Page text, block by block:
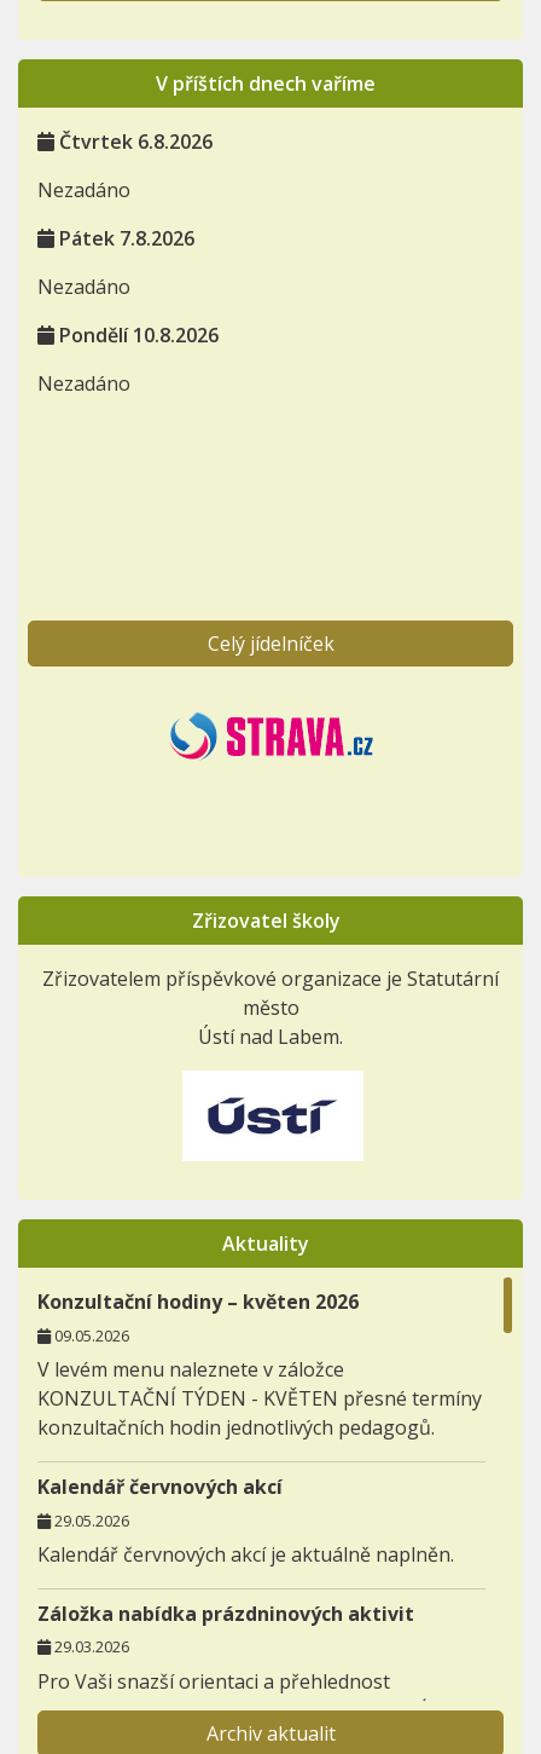
V příštích dnech vaříme
Čtvrtek 6.8.2026
Nezadáno
Pátek 7.8.2026
Nezadáno
Pondělí 10.8.2026
Nezadáno
Celý jídelníček
Zřizovatel školy
Zřizovatelem příspěvkové organizace je Statutární
město
Ústí nad Labem.
Aktuality
Konzultační hodiny – květen 2026
09.05.2026
V levém menu naleznete v záložce
KONZULTAČNÍ TÝDEN - KVĚTEN přesné termíny
konzultačních hodin jednotlivých pedagogů.
Kalendář červnových akcí
29.05.2026
Kalendář červnových akcí je aktuálně naplněn.
Záložka nabídka prázdninových aktivit
29.03.2026
Pro Vaši snazší orientaci a přehlednost
zakládáme novou záložku AKTIVITY - NABÍDKA
PRÁZDNINOVÝCH AKTIVIT.
Archiv aktualit